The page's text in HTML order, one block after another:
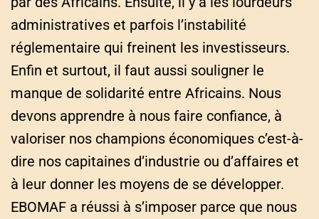
administratives et parfois l’instabilité
réglementaire qui freinent les investisseurs.
Enfin et surtout, il faut aussi souligner le
manque de solidarité entre Africains. Nous
devons apprendre à nous faire confiance, à
valoriser nos champions économiques c’est-à-
dire nos capitaines d’industrie ou d’affaires et
à leur donner les moyens de se développer.
EBOMAF a réussi à s’imposer parce que nous